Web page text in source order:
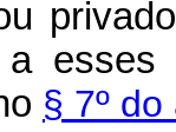
§ 7º